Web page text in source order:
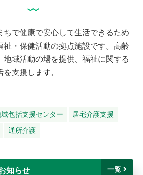
ちで健康で安心して生活できるため
祉・保健活動の拠点施設です。高齢
地域活動の場を提供、福祉に関する
支援します。
域包括支援センター 居宅介護支援
通所介護
知らせ 一覧